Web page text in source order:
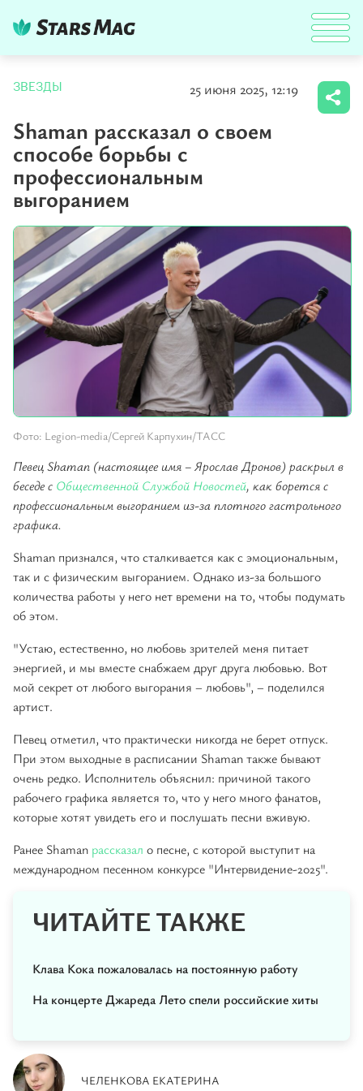
ЗВЕЗДЫ 25 июня 2025, 12:19
Shaman рассказал о своем
способе борьбы с
профессиональным
выгоранием
Фото: Legion-media/Сергей Карпухин/ТАСС
Певец Shaman (настоящее имя – Ярослав Дронов) раскрыл в
беседе с Общественной Службой Новостей, как борется с
профессиональным выгоранием из-за плотного гастрольного
графика.
Shaman признался, что сталкивается как с эмоциональным,
так и с физическим выгоранием. Однако из-за большого
количества работы у него нет времени на то, чтобы подумать
об этом.
"Устаю, естественно, но любовь зрителей меня питает
энергией, и мы вместе снабжаем друг друга любовью. Вот
мой секрет от любого выгорания – любовь", – поделился
артист.
Певец отметил, что практически никогда не берет отпуск.
При этом выходные в расписании Shaman также бывают
очень редко. Исполнитель объяснил: причиной такого
рабочего графика является то, что у него много фанатов,
которые хотят увидеть его и послушать песни вживую.
Ранее Shaman рассказал о песне, с которой выступит на
международном песенном конкурсе "Интервидение-2025".
ЧИТАЙТЕ ТАКЖЕ
Клава Кока пожаловалась на постоянную работу
На концерте Джареда Лето спели российские хиты
ЧЕЛЕНКОВА ЕКАТЕРИНА